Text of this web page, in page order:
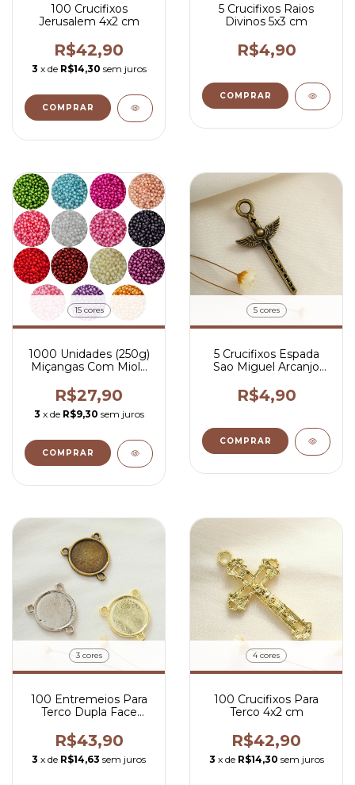
100 Crucifixos
Jerusalem 4x2 cm
R$42,90
3 x de R$14,30 sem juros
COMPRAR
5 Crucifixos Raios
Divinos 5x3 cm
R$4,90
COMPRAR
15 cores
1000 Unidades (250g)
Miçangas Com Miolo
R$27,90
3 x de R$9,30 sem juros
COMPRAR
5 cores
5 Crucifixos Espada
Sao Miguel Arcanjo
Qualidade
R$4,90
COMPRAR
3 cores
100 Entremeios Para
Terco Dupla Face
Personalizar 1,8x1,8
cm
R$43,90
3 x de R$14,63 sem juros
4 cores
100 Crucifixos Para
Terco 4x2 cm
R$42,90
3 x de R$14,30 sem juros